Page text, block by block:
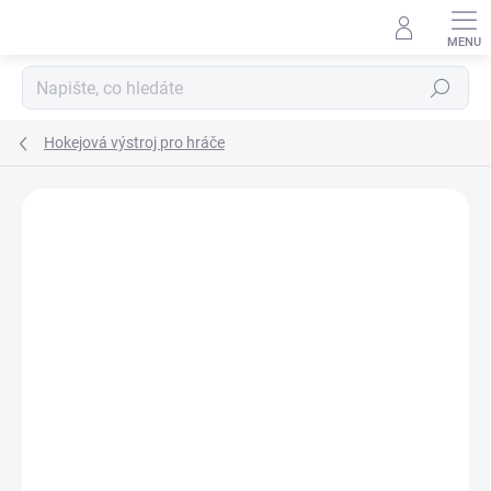
Hledat
Hokejová výstroj pro hráče